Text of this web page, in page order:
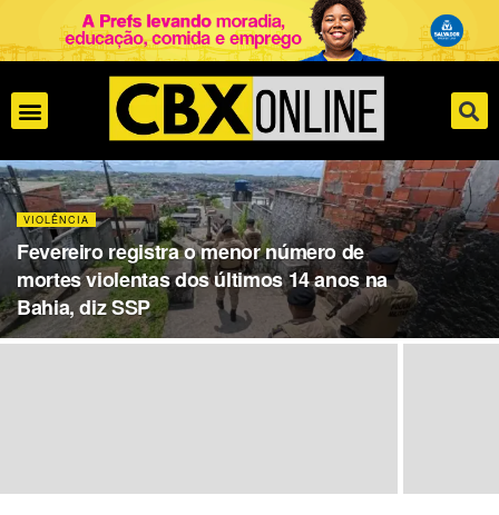
VIOLÊNCIA
Fevereiro registra o menor número de
mortes violentas dos últimos 14 anos na
Bahia, diz SSP